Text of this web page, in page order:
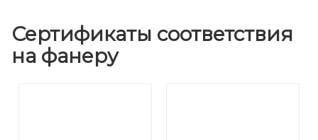
Сертификаты соответствия
на фанеру